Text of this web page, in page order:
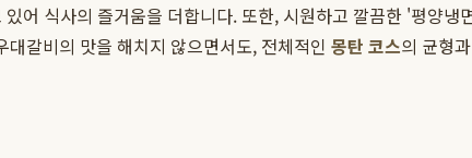
어 식사의 즐거움을 더합니다. 또한, 시원하고 깔끔한 '평양
갈비의 맛을 해치지 않으면서도, 전체적인 몽탄 코스의 균형